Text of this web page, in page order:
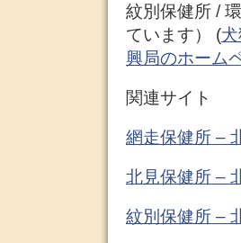
紋別保健所 /
ています） (
興局のホーム
関連サイト
網走保健所 –
北見保健所 –
紋別保健所 –